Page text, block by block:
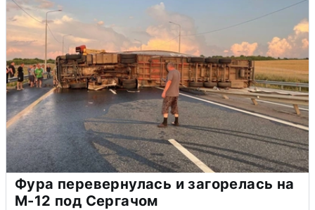
Фура перевернулась и загорелась на
М-12 под Сергачом